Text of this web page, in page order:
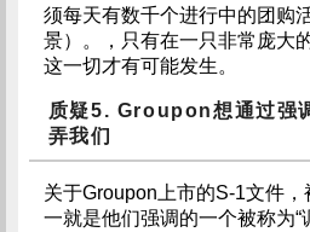
须每天有数千个进行中的团购
景）。，只有在一只非常庞大
这一切才有可能发生。
质疑5. Groupon想通过强
弄我们
关于Groupon上市的S-1文件
一就是他们强调的一个被称为